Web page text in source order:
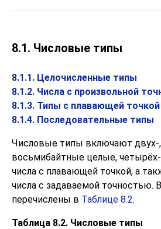
8.1. Числовые типы
8.1.1. Целочисленные типы
8.1.2. Числа с произвольной
8.1.3. Типы с плавающей точкой
8.1.4. Последовательные типы
Числовые типы включают двух-
восьмибайтные целые,
числа с плавающей точкой, а
числа с задаваемой точностью.
перечислены в Таблице 8.2.
Таблица 8.2. Числовые типы